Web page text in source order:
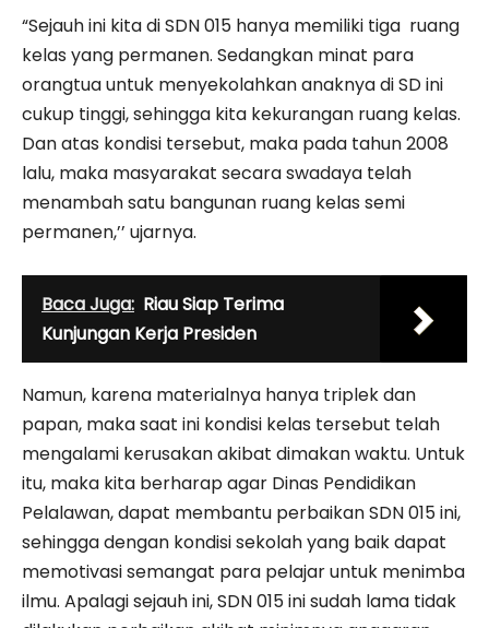
“Sejauh ini kita di SDN 015 hanya memiliki tiga ruang
kelas yang permanen. Sedangkan minat para
orangtua untuk menyekolahkan anaknya di SD ini
cukup tinggi, sehingga kita kekurangan ruang kelas.
Dan atas kondisi tersebut, maka pada tahun 2008
lalu, maka masyarakat secara swadaya telah
menambah satu bangunan ruang kelas semi
permanen,’’ ujarnya.
Baca Juga: Riau Siap Terima
Kunjungan Kerja Presiden
Namun, karena materialnya hanya triplek dan
papan, maka saat ini kondisi kelas tersebut telah
mengalami kerusakan akibat dimakan waktu. Untuk
itu, maka kita berharap agar Dinas Pendidikan
Pelalawan, dapat membantu perbaikan SDN 015 ini,
sehingga dengan kondisi sekolah yang baik dapat
memotivasi semangat para pelajar untuk menimba
ilmu. Apalagi sejauh ini, SDN 015 ini sudah lama tidak